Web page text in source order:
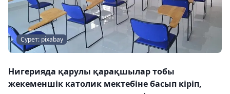
Сурет: pixabay
Нигерияда қарулы қарақшылар тобы
жекеменшік католик мектебіне басып кіріп,